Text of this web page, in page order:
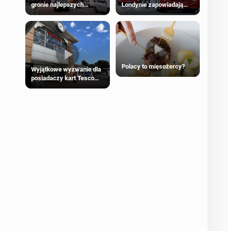
gronie najlepszych
kierunków podróży na
świecie
Londynie zapowiadają
strajki
Wyjątkowe wyzwanie dla
posiadaczy kart Tesco
Clubcard!
Polacy to mięsożercy?